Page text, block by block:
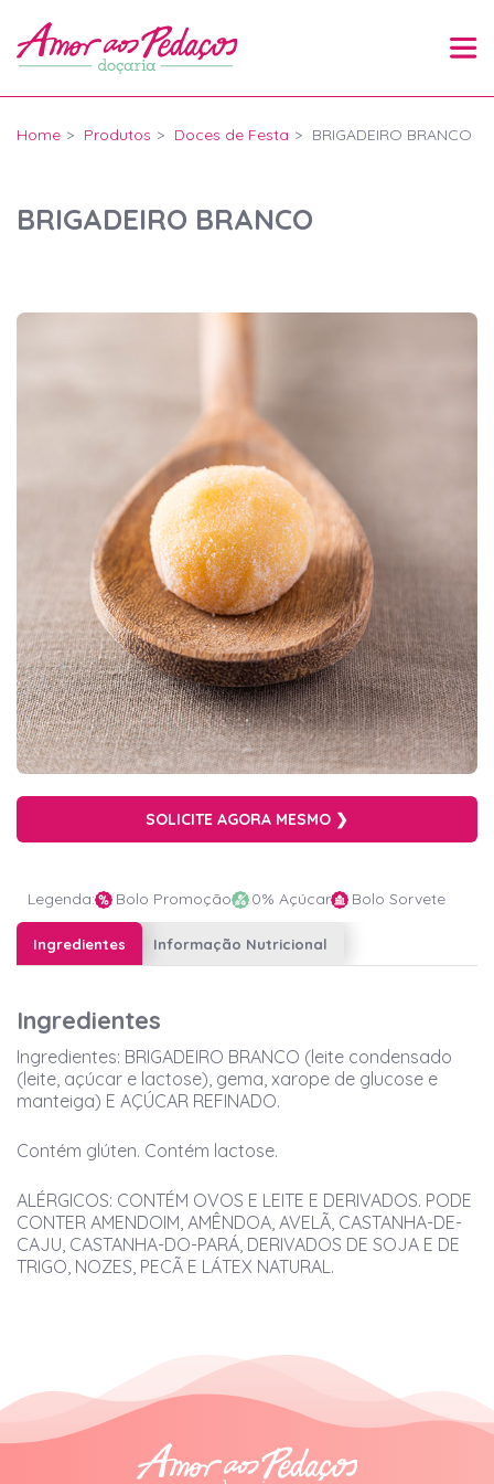
Home Produtos Doces de Festa BRIGADEIRO BRANCO
BRIGADEIRO BRANCO
SOLICITE AGORA MESMO ❯
Legenda: Bolo Promoção 0% Açúcar Bolo Sorvete
Ingredientes Informação Nutricional
Ingredientes
Ingredientes: BRIGADEIRO BRANCO (leite condensado
(leite, açúcar e lactose), gema, xarope de glucose e
manteiga) E AÇÚCAR REFINADO.
Contém glúten. Contém lactose.
ALÉRGICOS: CONTÉM OVOS E LEITE E DERIVADOS. PODE
CONTER AMENDOIM, AMÊNDOA, AVELÃ, CASTANHA-DE-
CAJU, CASTANHA-DO-PARÁ, DERIVADOS DE SOJA E DE
TRIGO, NOZES, PECÃ E LÁTEX NATURAL.